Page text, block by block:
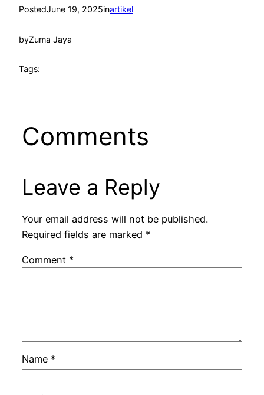
PostedJune 19, 2025inartikel
byZuma Jaya
Tags:
Comments
Leave a Reply
Your email address will not be published.
Required fields are marked *
Comment *
Name *